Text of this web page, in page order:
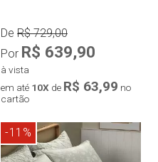
De R$ 729,00
Por R$ 639,90
à vista
em até 10X de R$ 63,99 no
cartão
-11%